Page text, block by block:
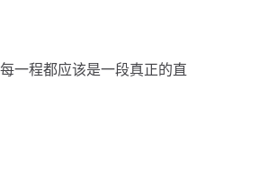
一程都应该是一段真正的直